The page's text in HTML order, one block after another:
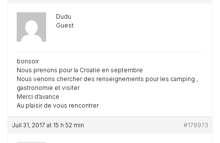
Dudu
Guest
bonsoir
Nous prenons pour la Croatie en septembre
Nous venons chercher des renseignements pour les camping ,
gastronomie et visiter
Merci d’avance
Au plaisir de vous rencontrer
Juil 31, 2017 at 15 h 52 min #178973